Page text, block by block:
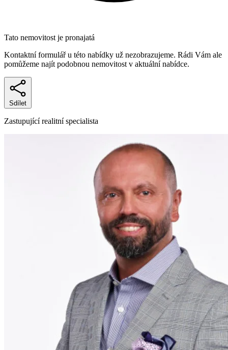
Tato nemovitost je pronajatá
Kontaktní formulář u této nabídky už nezobrazujeme. Rádi Vám ale
pomůžeme najít podobnou nemovitost v aktuální nabídce.
Sdílet
Zastupující realitní specialista